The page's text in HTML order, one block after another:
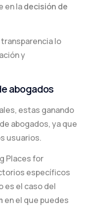
en ladecisión de
lo
y
abogados
estas ganando
abogados, ya que
usuarios.
Places for
específicos
es el caso del
en el que puedes